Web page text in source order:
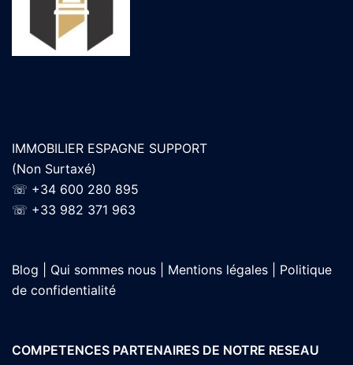
IMMOBILIER ESPAGNE SUPPORT
(Non Surtaxé)
☏ +34 600 280 895
☏ +33 982 371 963
Blog | Qui sommes nous | Mentions légales |
Politique
de confidentialité
COMPETENCES PARTENAIRES DE NOTRE RESEAU